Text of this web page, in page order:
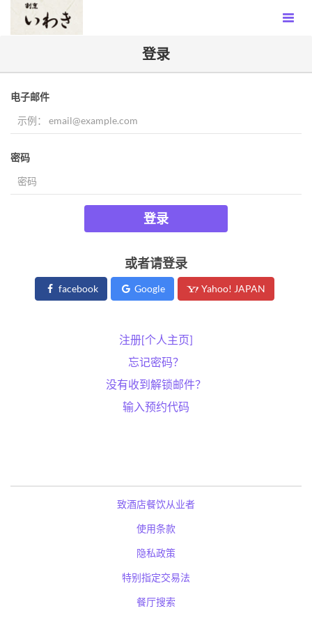
登录
电子邮件
密码
登录
或者请登录
facebook Google Yahoo! JAPAN
注册[个人主页]
忘记密码？
没有收到解锁邮件？
输入预约代码
致酒店餐饮从业者
使用条款
隐私政策
特别指定交易法
餐厅搜索